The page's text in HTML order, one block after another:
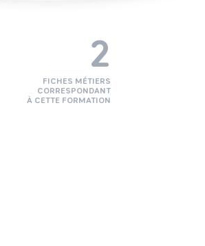
2
FICHES MÉTIERS
CORRESPONDANT
À CETTE FORMATION